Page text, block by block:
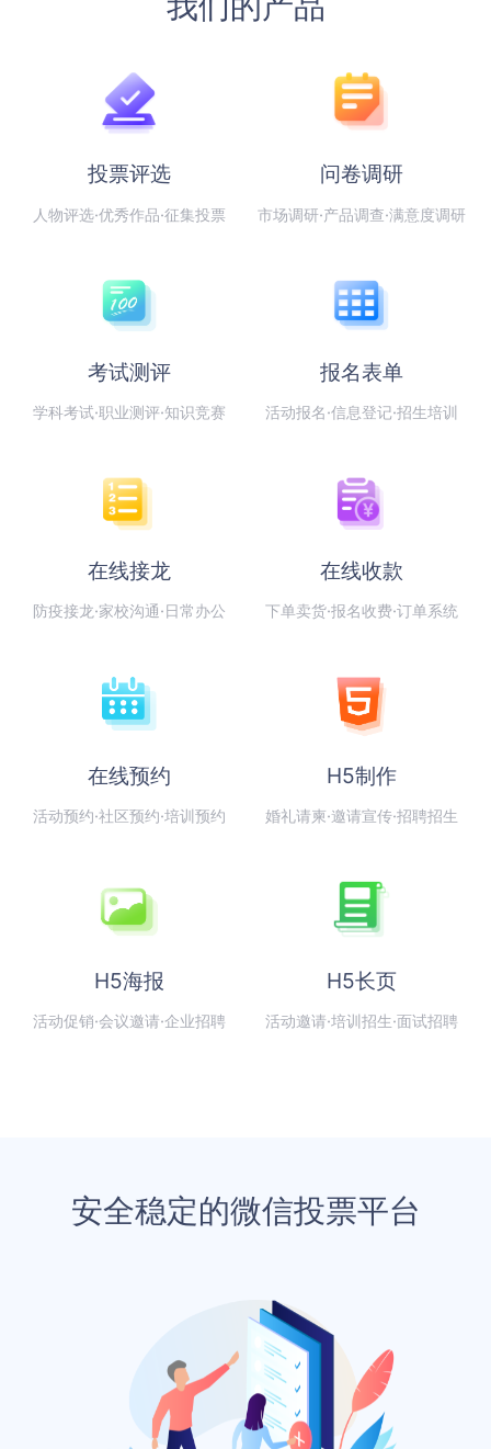
投票评选
人物评选·优秀作品·征集投票
问卷调研
市场调研·产品调查·满意度调研
考试测评
学科考试·职业测评·知识竞赛
报名表单
活动报名·信息登记·招生培训
在线接龙
防疫接龙·家校沟通·日常办公
在线收款
下单卖货·报名收费·订单系统
在线预约
活动预约·社区预约·培训预约
H5制作
婚礼请柬·邀请宣传·招聘招生
H5海报
活动促销·会议邀请·企业招聘
H5长页
活动邀请·培训招生·面试招聘
安全稳定的微信投票平台